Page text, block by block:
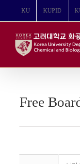
뛰
KU KUPID
Free